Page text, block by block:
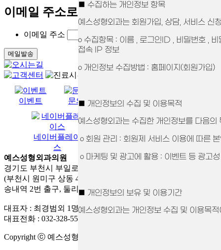
이메일 주소로 계정 찾기
이메일 주소
이벤트 문의전화 카카오톡 네이버톡톡
네이버플레이
스
네이버블로그
유튜브
예스성형외과의원
경기도 부천시 부일로 205번길 26, 302호, 303호
(부천시 원미구 상동 412-2 대명엔스빌 1차)
송내역 2번 출구, 둘리광장 공영주차장 옆 건물
대표자 : 최경범외 1명 사업자등록번호: 716-13-02345
대표전화 : 032-328-5558
Copyright ⓒ 예스성형외과의원. All rights reserved.
■ 수집하는 개인정보 항목
예스성형외과는 회원가입, 상담, 서비스 신
ο 수집항목 : 이름 , 로그인ID , 비밀번호 ,
접속 IP 정보
ο 개인정보 수집방법 : 홈페이지(회원가입)
■ 개인정보의 수집 및 이용목적
예스성형외과는 수집한 개인정보를 다음의
ο 회원 관리 : 회원제 서비스 이용에 따른
ο 마케팅 및 광고에 활용 : 이벤트 등 광고
■ 개인정보의 보유 및 이용기간
예스성형외과는 개인정보 수집 및 이용목